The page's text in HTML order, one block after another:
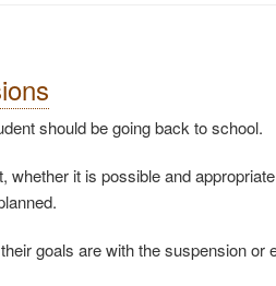
should be going back to school.
it is possible and
goals are with the suspension or